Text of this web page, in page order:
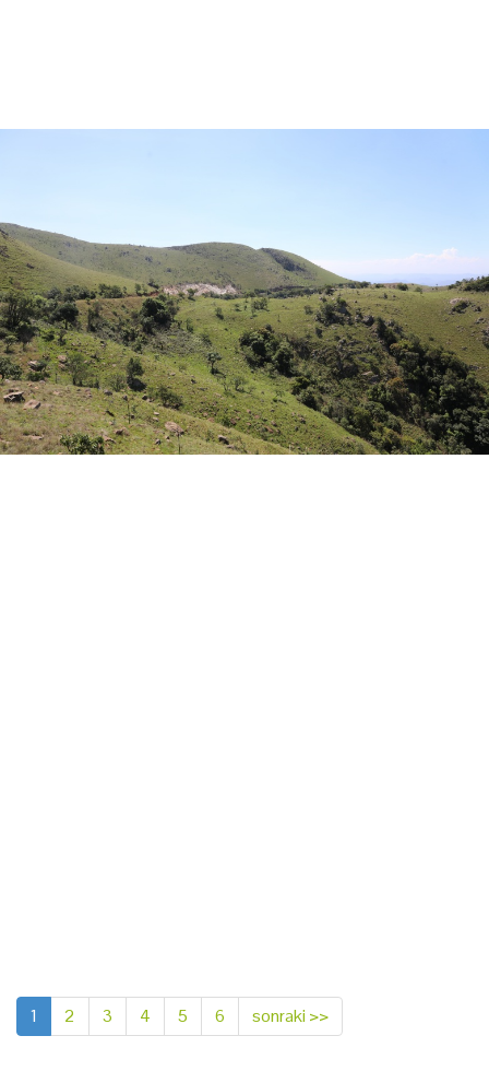
1 2 3 4 5 6 sonraki >>